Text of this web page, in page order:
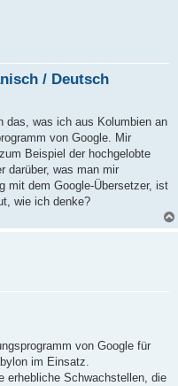
/ Deutsch
das, was ich aus Kolumbien an
von Google. Mir
Beispiel der hochgelobte
darüber, was man mir
mit dem Google-Übersetzer, ist
wie ich denke?
von Google für
im Einsatz.
erhebliche Schwachstellen, die